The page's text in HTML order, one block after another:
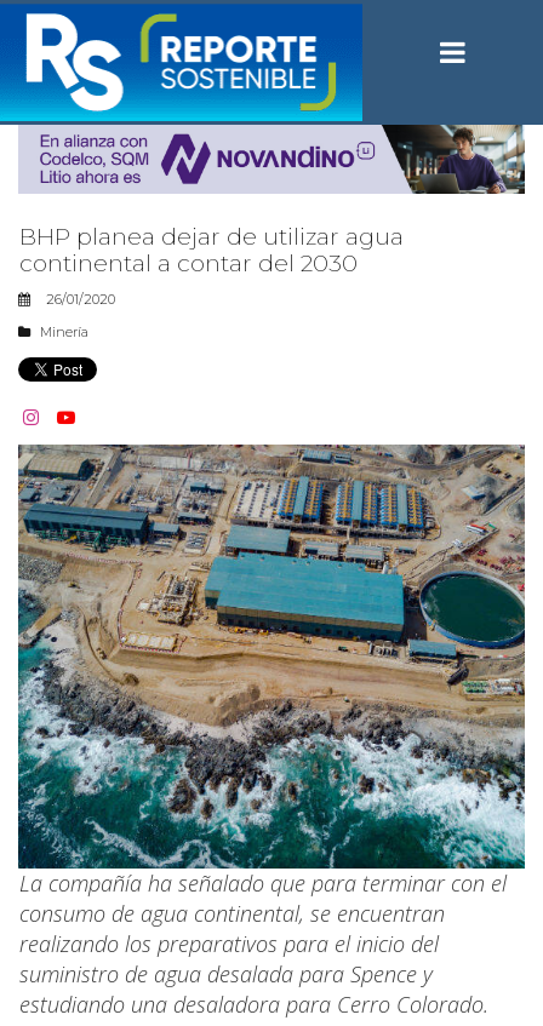
BHP planea dejar de utilizar agua
continental a contar del 2030
26/01/2020
Minería
 
La compañía ha señalado que para terminar con el
consumo de agua continental, se encuentran
realizando los preparativos para el inicio del
suministro de agua desalada para Spence y
estudiando una desaladora para Cerro Colorado.